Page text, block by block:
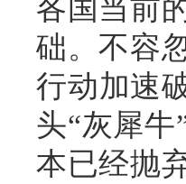
各国当前
础。不容
行动加速
头“灰犀
本已经抛